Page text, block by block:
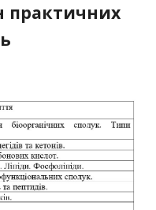
практичних